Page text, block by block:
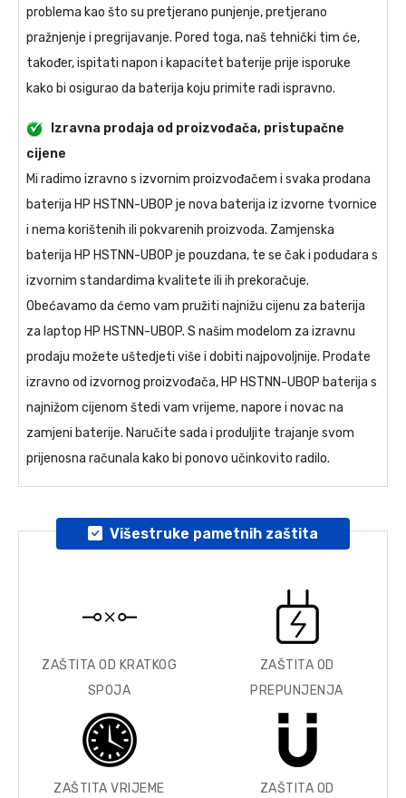
problema kao što su pretjerano punjenje, pretjerano
pražnjenje i pregrijavanje. Pored toga, naš tehnički tim će,
također, ispitati napon i kapacitet baterije prije isporuke
kako bi osigurao da baterija koju primite radi ispravno.
Izravna prodaja od proizvođača, pristupačne
cijene
Mi radimo izravno s izvornim proizvođačem i svaka prodana
baterija HP HSTNN-UB0P je nova baterija iz izvorne tvornice
i nema korištenih ili pokvarenih proizvoda. Zamjenska
baterija HP HSTNN-UB0P je pouzdana, te se čak i podudara s
izvornim standardima kvalitete ili ih prekoračuje.
Obećavamo da ćemo vam pružiti najnižu cijenu za baterija
za laptop HP HSTNN-UB0P. S našim modelom za izravnu
prodaju možete uštedjeti više i dobiti najpovoljnije. Prodate
izravno od izvornog proizvođača, HP HSTNN-UB0P baterija s
najnižom cijenom štedi vam vrijeme, napore i novac na
zamjeni baterije. Naručite sada i produljite trajanje svom
prijenosna računala kako bi ponovo učinkovito radilo.
Višestruke pametnih zaštita
ZAŠTITA OD KRATKOG
SPOJA
ZAŠTITA OD
PREPUNJENJA
ZAŠTITA VRIJEME
ZAŠTITA OD